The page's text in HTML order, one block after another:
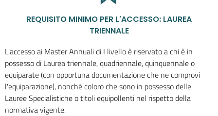
REQUISITO MINIMO PER L'ACCESSO: LAUREA
TRIENNALE
L'accesso ai Master Annuali di I livello è riservato a chi è in
possesso di Laurea triennale, quadriennale, quinquennale o
equiparate (con opportuna documentazione che ne comprovi
l'equiparazione), nonché coloro che sono in possesso delle
Lauree Specialistiche o titoli equipollenti nel rispetto della
normativa vigente.